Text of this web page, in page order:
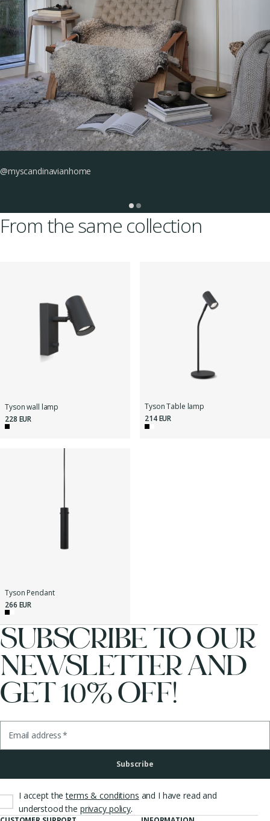
@myscandinavianhome
From the same collection
Tyson wall lamp
228 EUR
Tyson Table lamp
214 EUR
Tyson Pendant
266 EUR
SUBSCRIBE TO OUR
NEWSLETTER AND
GET 10% OFF!
Email address*
Subscribe
I accept the terms & conditions and I have read and
understood the privacy policy.